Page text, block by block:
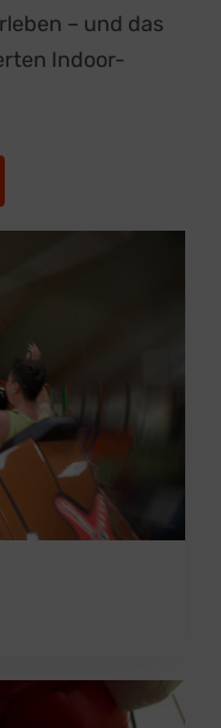
– und das
Indoor-